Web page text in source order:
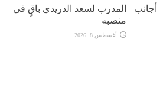
أجانب
المدرب لسعد الدريدي باقٍ في
منصبه
أغسطس 8, 2026